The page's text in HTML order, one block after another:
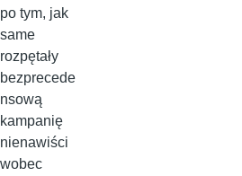
po tym, jak
same
rozpętały
bezprecede
nsową
kampanię
nienawiści
wobec